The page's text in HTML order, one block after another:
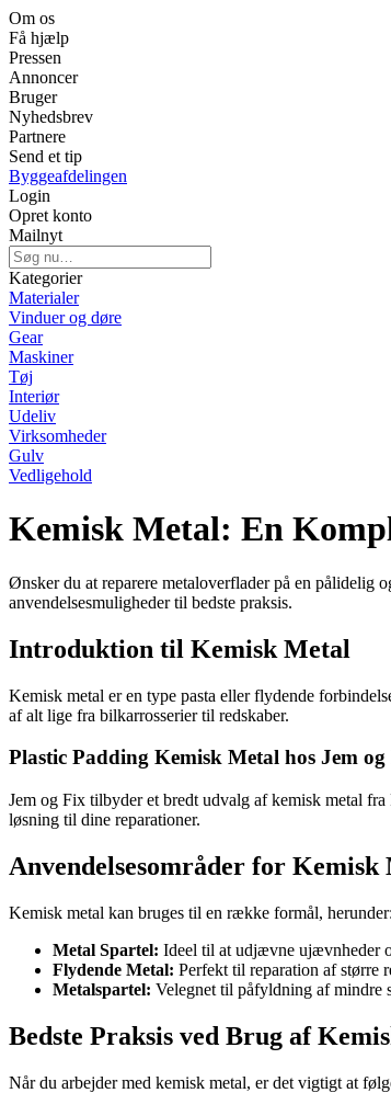
Om os
Få hjælp
Pressen
Annoncer
Bruger
Nyhedsbrev
Partnere
Send et tip
Byggeafdelingen
Login
Opret konto
Mailnyt
Kategorier
Materialer
Vinduer og døre
Gear
Maskiner
Tøj
Interiør
Udeliv
Virksomheder
Gulv
Vedligehold
Kemisk Metal: En
Ønsker du at reparere metaloverflader på en pålidelig
anvendelsesmuligheder til bedste praksis.
Introduktion til Kemisk Metal
Kemisk metal er en type pasta eller flydende
af alt lige fra bilkarrosserier til redskaber.
Plastic Padding Kemisk Metal hos Jem
Jem og Fix tilbyder et bredt udvalg af kemisk metal
løsning til dine reparationer.
Anvendelsesområder for Kemisk
Kemisk metal kan bruges til en række formål, herunder:
Metal Spartel: Ideel til at udjævne ujævnheder
Flydende Metal: Perfekt til reparation af større
Metalspartel: Velegnet til påfyldning af mindre
Bedste Praksis ved Brug af
Når du arbejder med kemisk metal, er det vigtigt at